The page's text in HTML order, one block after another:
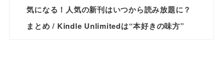
気になる！人気の新刊はいつから読み放題に？
まとめ / Kindle Unlimitedは“本好きの味方”